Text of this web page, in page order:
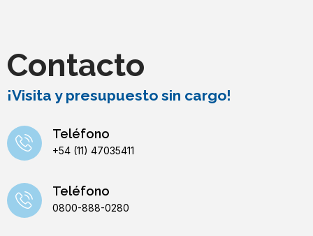
Contacto
¡Visita y presupuesto sin cargo!
Teléfono
+54 (11) 47035411
Teléfono
0800-888-0280